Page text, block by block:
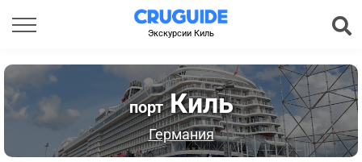
Экскурсии Киль
портКиль
Германия